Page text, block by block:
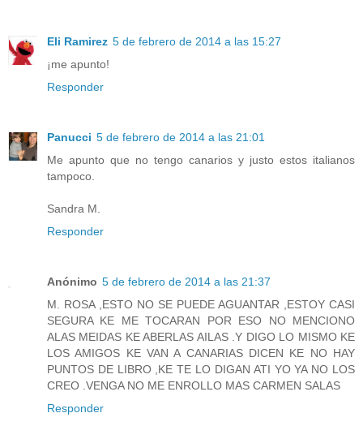
Eli Ramirez 5 de febrero de 2014 a las 15:27
¡me apunto!
Responder
Panucci 5 de febrero de 2014 a las 21:01
Me apunto que no tengo canarios y justo estos italianos
tampoco.
Sandra M.
Responder
Anónimo 5 de febrero de 2014 a las 21:37
M. ROSA ,ESTO NO SE PUEDE AGUANTAR ,ESTOY CASI
SEGURA KE ME TOCARAN POR ESO NO MENCIONO
ALAS MEIDAS KE ABERLAS AILAS .Y DIGO LO MISMO KE
LOS AMIGOS KE VAN A CANARIAS DICEN KE NO HAY
PUNTOS DE LIBRO ,KE TE LO DIGAN ATI YO YA NO LOS
CREO .VENGA NO ME ENROLLO MAS CARMEN SALAS
Responder